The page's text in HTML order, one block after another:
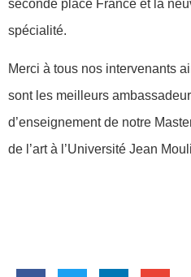
seconde place France et la
spécialité.
Merci à tous nos intervenants
sont les meilleurs
d’enseignement de notre
de l’art à l’Université Jean